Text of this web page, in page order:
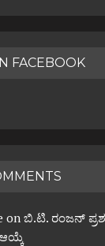
FACEBOOK
on ಬಿ.ಟಿ. ರಂಜನ್